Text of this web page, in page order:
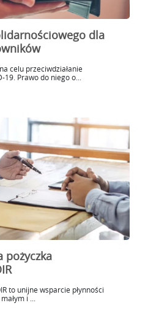
dla
celu przeciwdziałanie
Prawo do niego o...
pożyczka
to unijne wsparcie płynności
i ...